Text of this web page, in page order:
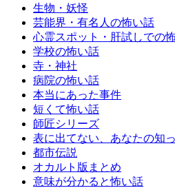
生物・妖怪
芸能界・有名人の怖い話
心霊スポット・肝試しでの
学校の怖い話
寺・神社
病院の怖い話
本当にあった事件
短くて怖い話
師匠シリーズ
表に出てない、あなたの知
都市伝説
オカルト版まとめ
意味が分かると怖い話